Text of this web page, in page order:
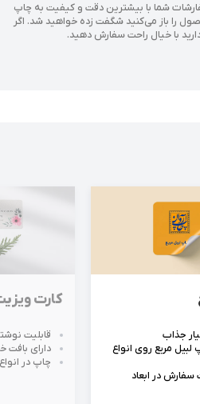
شما با بیشترین دقت و کیفیت به چاپ
را باز می‌کنید شگفت زده خواهید شد. اگر
با خیال راحت سفارش دهید.
جذاب
لبیل مربع روی انواع
سفارش در ابعاد
کارت
قابلیت
دارای
چاپ در